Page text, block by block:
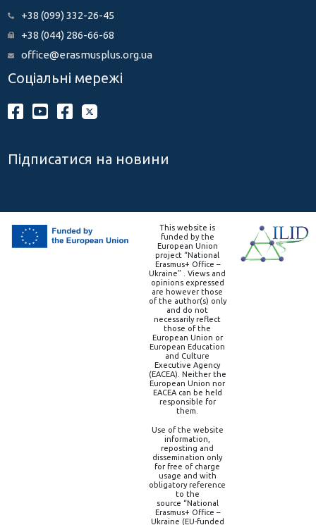
+38 (099) 332-26-45
+38 (044) 286-66-68
office@erasmusplus.org.ua
Соціальні мережі
Підписатися на новини
This website is
funded by the
European Union
project “National
Erasmus+ Office –
Ukraine” . Views and
opinions expressed
are however those
of the author(s) only
and do not
necessarily reflect
those of the
European Union or
European Education
and Culture
Executive Agency
(EACEA). Neither the
European Union nor
EACEA can be held
responsible for
them.
Use of the website
information,
reposting and
dissemination only
for free of charge
usage and with
obligatory reference
to the
source “National
Erasmus+ Office –
Ukraine (EU-funded